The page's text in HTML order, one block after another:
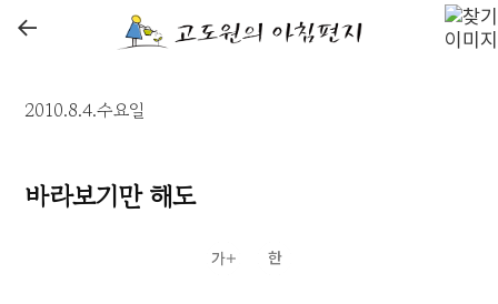
←
2010.8.4.수요일
바라보기만 해도